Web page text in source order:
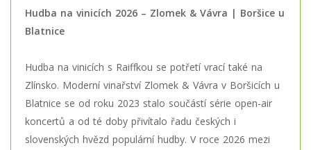
Hudba na vinicích 2026 – Zlomek & Vávra | Boršice u
Blatnice
Hudba na vinicích s Raiffkou se potřetí vrací také na
Zlínsko. Moderní vinařství Zlomek & Vávra v Boršicích u
Blatnice se od roku 2023 stalo součástí série open-air
koncertů a od té doby přivítalo řadu českých i
slovenských hvězd populární hudby. V roce 2026 mezi